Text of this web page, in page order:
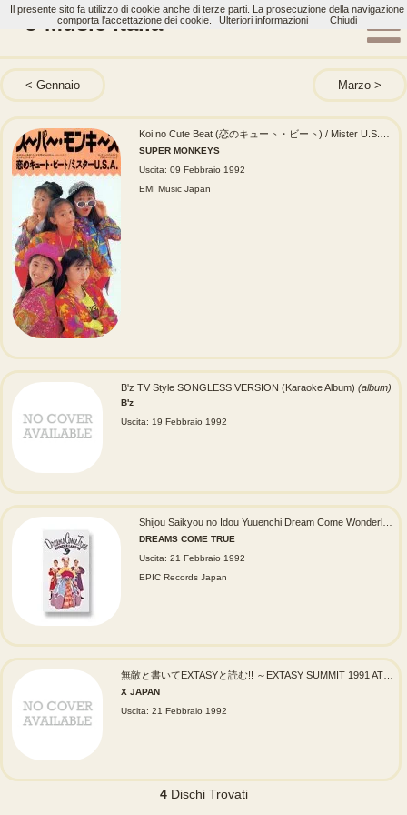
J-Music Italia
Gennaio Marzo
SUPER MONKEYS
Uscita: 09 Febbraio 1992
EMI Music Japan
B'z TV Style SONGLESS VERSION (Karaoke Album) (album)
B'z
Uscita: 19 Febbraio 1992
DREAMS COME TRUE
Uscita: 21 Febbraio 1992
EPIC Records Japan
X JAPAN
Uscita: 21 Febbraio 1992
4Dischi Trovati
Il presente sito fa utilizzo di cookie anche di terze parti. La prosecuzione della navigazione
comporta l'accettazione dei cookie.
Ulteriori informazioni Chiudi